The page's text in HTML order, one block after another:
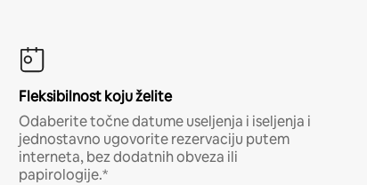
Fleksibilnost koju želite
Odaberite točne datume useljenja i iseljenja i
jednostavno ugovorite rezervaciju putem
interneta, bez dodatnih obveza ili
papirologije.*